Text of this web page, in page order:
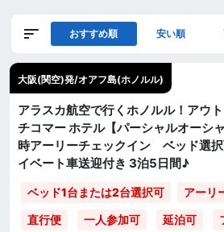
おすすめ順 安い順
大阪(関空)発/オアフ島(ホノルル)
アラスカ航空で行くホノルル！アウ
チコマー ホテル【パーシャルオーシ
時アーリーチェックイン ベッド選
イベート車送迎付き 3泊5日間♪
ベッド1台または2台選択可
アーリ
直行便
一人参加可 延泊可